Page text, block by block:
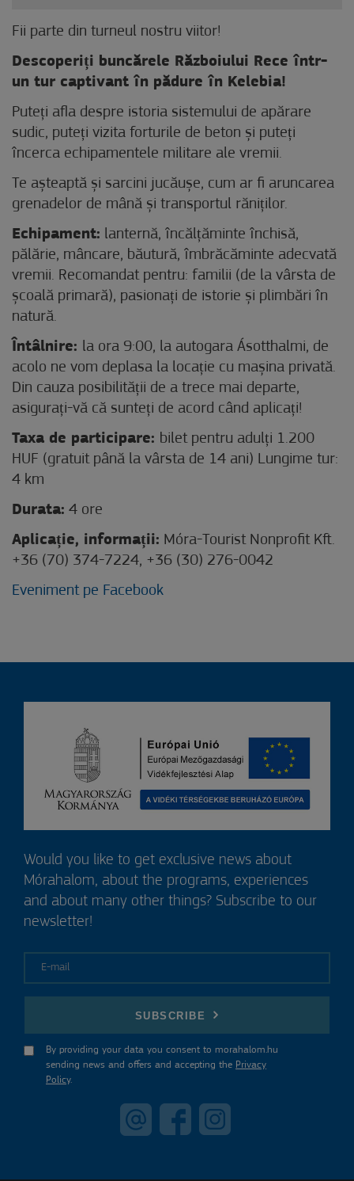
Fii parte din turneul nostru viitor!
Descoperiți buncărele Războiului Rece într-
un tur captivant în pădure în Kelebia!
Puteți afla despre istoria sistemului de apărare
sudic, puteți vizita forturile de beton și puteți
încerca echipamentele militare ale vremii.
Te așteaptă și sarcini jucăușe, cum ar fi aruncarea
grenadelor de mână și transportul răniților.
Echipament: lanternă, încălțăminte închisă,
pălărie, mâncare, băutură, îmbrăcăminte adecvată
vremii. Recomandat pentru: familii (de la vârsta de
școală primară), pasionați de istorie și plimbări în
natură.
Întâlnire: la ora 9:00, la autogara Ásotthalmi, de
acolo ne vom deplasa la locație cu mașina privată.
Din cauza posibilității de a trece mai departe,
asigurați-vă că sunteți de acord când aplicați!
Taxa de participare: bilet pentru adulți 1.200
HUF (gratuit până la vârsta de 14 ani) Lungime tur:
4 km
Durata: 4 ore
Aplicație, informații: Móra-Tourist Nonprofit Kft.
+36 (70) 374-7224, +36 (30) 276-0042
Eveniment pe Facebook
Would you like to get exclusive news about
Mórahalom, about the programs, experiences
and about many other things? Subscribe to our
newsletter!
SUBSCRIBE
By providing your data you consent to morahalom.hu
sending news and offers and accepting the Privacy
Policy.